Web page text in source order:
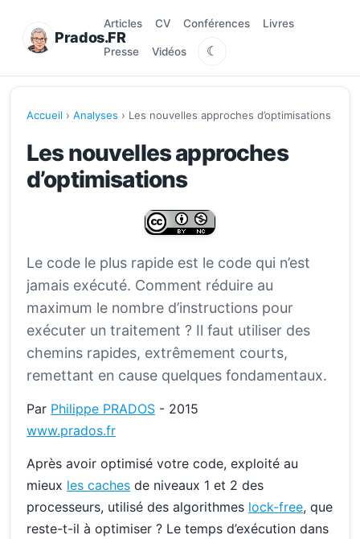
Prados.FR
Articles CV Conférences Livres
Presse Vidéos ☾
Accueil › Analyses › Les nouvelles approches d’optimisations
Les nouvelles approches
d’optimisations
Le code le plus rapide est le code qui n’est
jamais exécuté. Comment réduire au
maximum le nombre d’instructions pour
exécuter un traitement ? Il faut utiliser des
chemins rapides, extrêmement courts,
remettant en cause quelques fondamentaux.
Par Philippe PRADOS - 2015
www.prados.fr
Après avoir optimisé votre code, exploité au
mieux les caches de niveaux 1 et 2 des
processeurs, utilisé des algorithmes lock-free, que
reste-t-il à optimiser ? Le temps d’exécution dans